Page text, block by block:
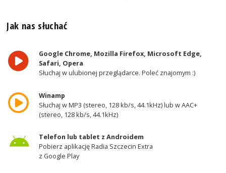
Jak nas słuchać
Google Chrome, Mozilla Firefox, Microsoft Edge,
Safari, Opera
Słuchaj w ulubionej przeglądarce. Poleć znajomym :)
Winamp
Słuchaj w MP3 (stereo, 128 kb/s, 44.1kHz) lub w AAC+
(stereo, 128 kb/s, 44.1kHz)
Telefon lub tablet z Androidem
Pobierz aplikację Radia Szczecin Extra
z Google Play